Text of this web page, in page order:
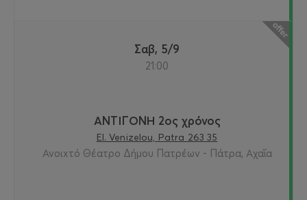
Σαβ, 5/9
21:00
ΑΝΤΙΓΟΝΗ 2ος χρόνος
El. Venizelou, Patra 263 35
Ανοιxτό Θέατρο Δήμου Πατρέων - Πάτρα, Αχαΐα